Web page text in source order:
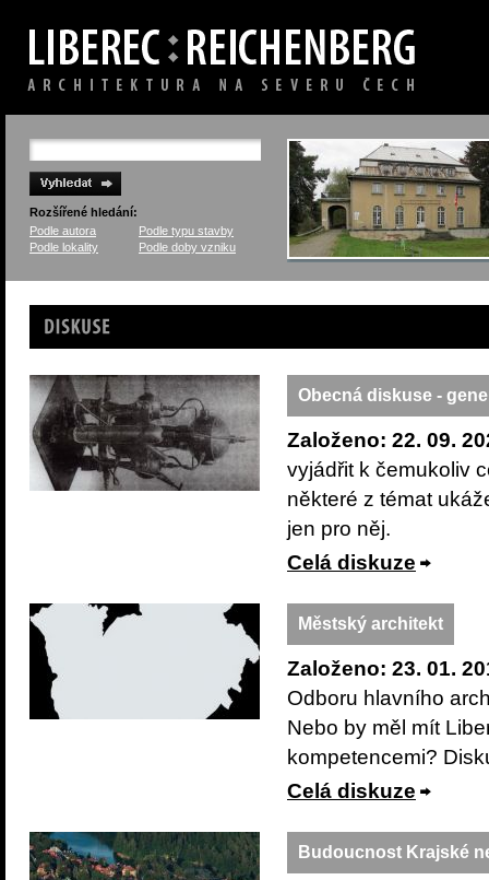
Rozšířené hledání:
Podle autora
Podle typu stavby
Podle lokality
Podle doby vzniku
Diskuze
Obecná diskuse -
Založeno: 22. 09.
vyjádřit k čemukoliv
některé z témat
jen pro něj.
Celá diskuze
Městský architekt
Založeno: 23. 01.
Odboru hlavního
Nebo by měl mít
kompetencemi?
Celá diskuze
Budoucnost Krajské